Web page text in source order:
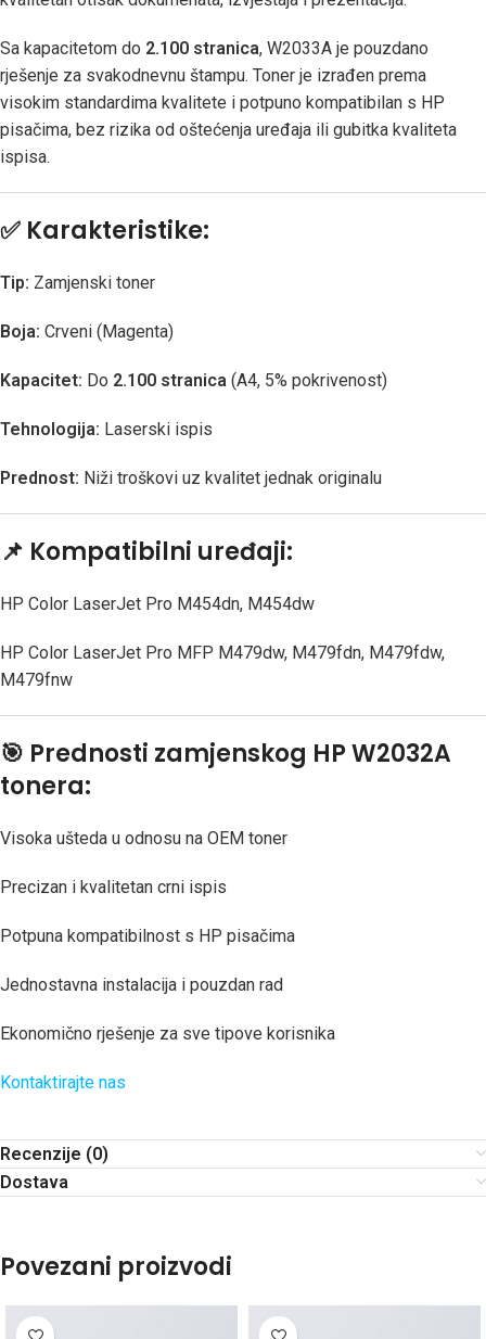
Sa kapacitetom do 2.100 stranica, W2033A je pouzdano
rješenje za svakodnevnu štampu. Toner je izrađen prema
visokim standardima kvalitete i potpuno kompatibilan s HP
pisačima, bez rizika od oštećenja uređaja ili gubitka kvaliteta
ispisa.
✅ Karakteristike:
Tip: Zamjenski toner
Boja: Crveni (Magenta)
Kapacitet: Do 2.100 stranica (A4, 5% pokrivenost)
Tehnologija: Laserski ispis
Prednost: Niži troškovi uz kvalitet jednak originalu
📌 Kompatibilni uređaji:
HP Color LaserJet Pro M454dn, M454dw
HP Color LaserJet Pro MFP M479dw, M479fdn, M479fdw,
M479fnw
🎯 Prednosti zamjenskog HP W2032A
tonera:
Visoka ušteda u odnosu na OEM toner
Precizan i kvalitetan crni ispis
Potpuna kompatibilnost s HP pisačima
Jednostavna instalacija i pouzdan rad
Ekonomično rješenje za sve tipove korisnika
Kontaktirajte nas
Recenzije (0)
Dostava
Povezani proizvodi